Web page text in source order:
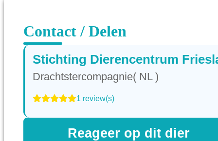
Contact / Delen
Stichting Dierencentrum
Drachtstercompagnie( NL )
1 review(s)
Reageer op dit dier